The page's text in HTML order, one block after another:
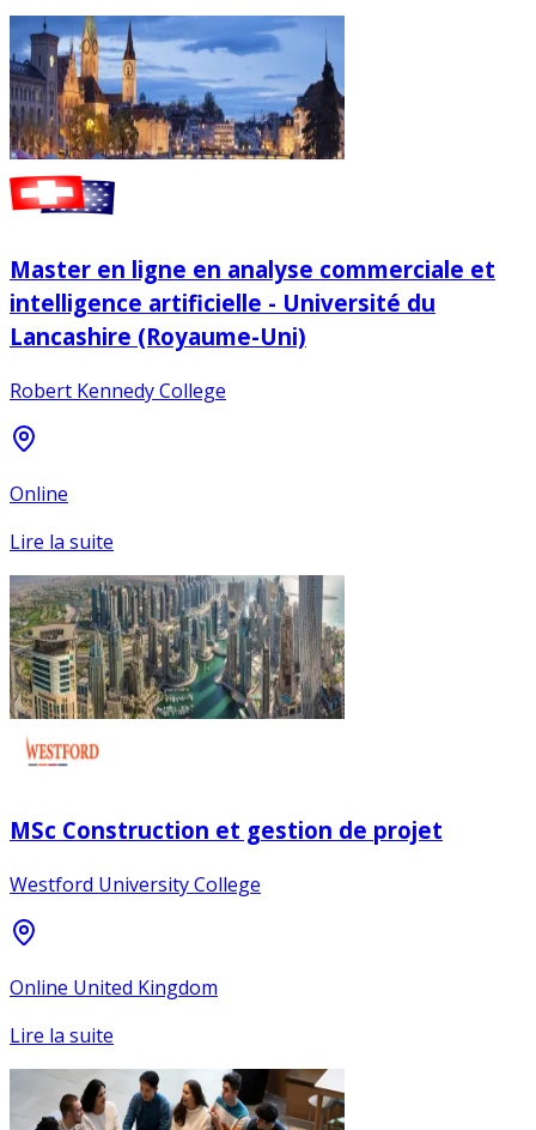
Master en ligne en analyse commerciale et
intelligence artificielle - Université du
Lancashire (Royaume-Uni)
Robert Kennedy College
Online
Lire la suite
MSc Construction et gestion de projet
Westford University College
Online United Kingdom
Lire la suite